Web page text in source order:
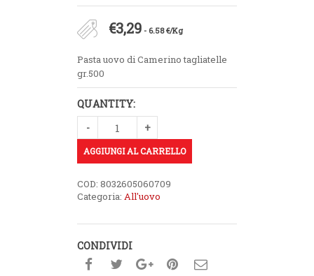
€3,29 - 6.58 €/Kg
Pasta uovo di Camerino tagliatelle
gr.500
QUANTITY:
AGGIUNGI AL CARRELLO
COD:8032605060709
Categoria:All'uovo
CONDIVIDI